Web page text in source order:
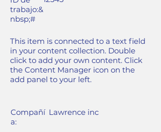
trabajo:&
nbsp;#
This item is connected to a text field
in your content collection. Double
click to add your own content. Click
the Content Manager icon on the
add panel to your left.
Compañí
a:
Lawrence inc